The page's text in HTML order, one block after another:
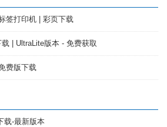
签打印机 | 彩页下载
| UltraLite版本 - 免费获取
费版下载
载-最新版本